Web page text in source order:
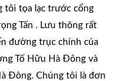
tôi tọa lạc trước cổng
Tấn . Lưu thông rất
đường trục chính của
Tố Hữu Hà Đông và
Đông. Chúng tôi là đơn